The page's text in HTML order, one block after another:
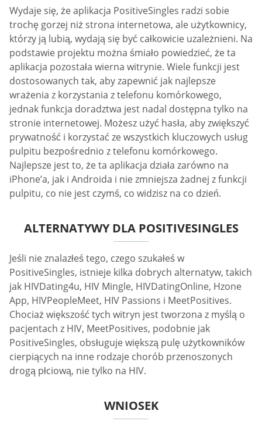
Wydaje się, że aplikacja PositiveSingles radzi sobie
trochę gorzej niż strona internetowa, ale użytkownicy,
którzy ją lubią, wydają się być całkowicie uzależnieni. Na
podstawie projektu można śmiało powiedzieć, że ta
aplikacja pozostała wierna witrynie. Wiele funkcji jest
dostosowanych tak, aby zapewnić jak najlepsze
wrażenia z korzystania z telefonu komórkowego,
jednak funkcja doradztwa jest nadal dostępna tylko na
stronie internetowej. Możesz użyć hasła, aby zwiększyć
prywatność i korzystać ze wszystkich kluczowych usług
pulpitu bezpośrednio z telefonu komórkowego.
Najlepsze jest to, że ta aplikacja działa zarówno na
iPhone’a, jak i Androida i nie zmniejsza żadnej z funkcji
pulpitu, co nie jest czymś, co widzisz na co dzień.
ALTERNATYWY DLA POSITIVESINGLES
Jeśli nie znalazłeś tego, czego szukałeś w
PositiveSingles, istnieje kilka dobrych alternatyw, takich
jak HIVDating4u, HIV Mingle, HIVDatingOnline, Hzone
App, HIVPeopleMeet, HIV Passions i MeetPositives.
Chociaż większość tych witryn jest tworzona z myślą o
pacjentach z HIV, MeetPositives, podobnie jak
PositiveSingles, obsługuje większą pulę użytkowników
cierpiących na inne rodzaje chorób przenoszonych
drogą płciową, nie tylko na HIV.
WNIOSEK